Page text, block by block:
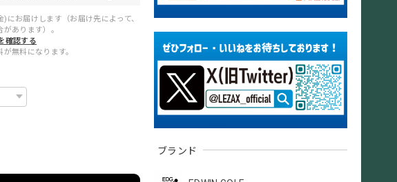
ブランド
お届けします（お届け先によって、
あります）。
確認する
無料になります。